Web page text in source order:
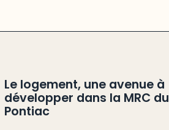
Le logement, une avenue à
développer dans la MRC du
Pontiac